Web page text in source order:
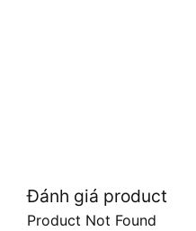
Đánh giá product
Product Not Found